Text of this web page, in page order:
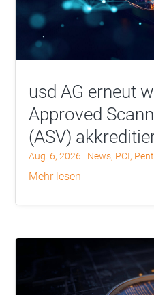
usd AG erneut
Approved
(ASV)
Aug. 6, 2026 | News, PCI,
mehr lesen